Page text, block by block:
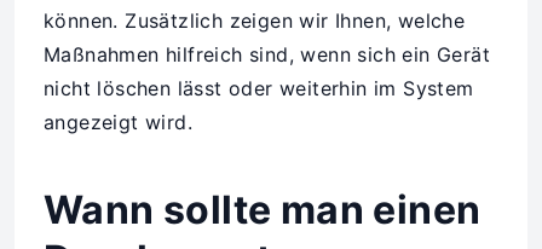
können. Zusätzlich zeigen wir Ihnen, welche
Maßnahmen hilfreich sind, wenn sich ein Gerät
nicht löschen lässt oder weiterhin im System
angezeigt wird.
Wann sollte man einen